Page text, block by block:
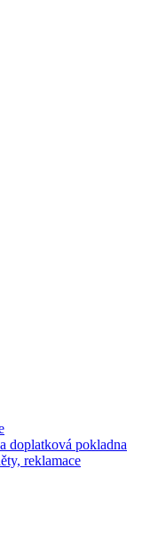
doplatková pokladna
reklamace